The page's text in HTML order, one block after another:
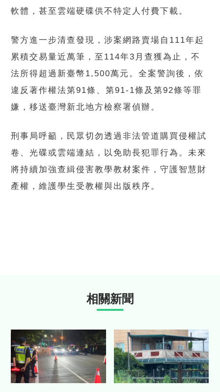
軟體，甚至雲端硬碟供不特定人付費下載。
警方進一步清查發現，涉案網路賣場自111年起
累積交易量近萬筆，至114年3月查獲為止，不
法所得超過新臺幣1,500萬元。全案警詢後，依
違反著作權法第91條、第91-1條及第92條等罪
嫌，移送臺灣新北地方檢察署偵辦。
刑事局呼籲，民眾切勿透過非法管道購買侵權試
卷、光碟或雲端連結，以免助長犯罪行為。未來
將持續加強查緝侵害教學教材案件，守護智慧財
產權，維護學生受教權與出版秩序。
相關新聞